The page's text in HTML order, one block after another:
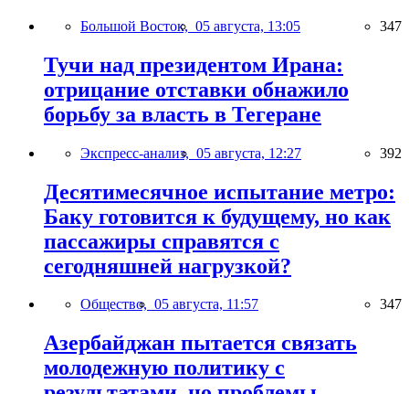
Большой Восток, 05 августа, 13:05 347
Тучи над президентом Ирана:
отрицание отставки обнажило
борьбу за власть в Тегеране
Экспресс-анализ, 05 августа, 12:27 392
Десятимесячное испытание метро:
Баку готовится к будущему, но как
пассажиры справятся с
сегодняшней нагрузкой?
Общество, 05 августа, 11:57 347
Азербайджан пытается связать
молодежную политику с